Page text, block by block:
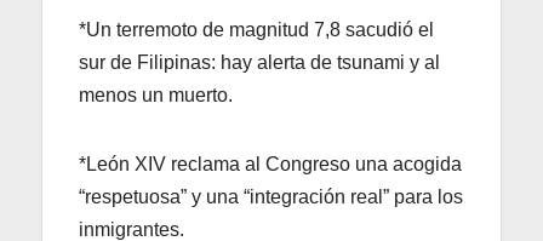
*Un terremoto de magnitud 7,8 sacudió el
sur de Filipinas: hay alerta de tsunami y al
menos un muerto.
*León XIV reclama al Congreso una acogida
“respetuosa” y una “integración real” para los
inmigrantes.